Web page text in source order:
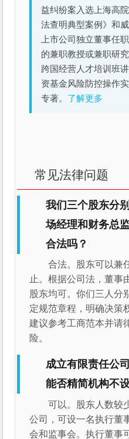
益纠纷案入选上海高
法查明典型案例》和
上市公司独立董事任
的兼职教授或兼职研
跨国经营人才培训班
资基金风险防控操作
专著。 了解更多
常见法律问题
我们三个股东分
场经理和财务总
合法吗？
合法。股东可以兼
止。根据公司法，董事
股东均可。你们三人分
定规范章程，明确决策
建议参考工商范本并请
险。
成立有限责任公
能否精简机构不
可以。股东人数较
公司，可设一名执行董
会和监事会。执行董事